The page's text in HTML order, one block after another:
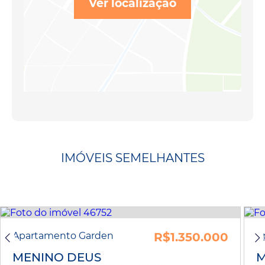
Ver localização
IMÓVEIS SEMELHANTES
Apartamento Garden
R$1.350.000
MENINO DEUS